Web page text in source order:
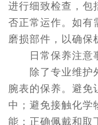
进行细致检查，包
否正常运作。如有
磨损部件，以确保
日常保养注意
除了专业维护外
腕表的保养。避免
中；避免接触化学
能；正确佩戴和取